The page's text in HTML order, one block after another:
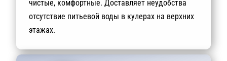
чистые, комфортные. Доставляет неудобства
отсутствие питьевой воды в кулерах на верхних
этажах.